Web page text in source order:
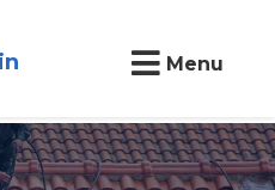
Menu